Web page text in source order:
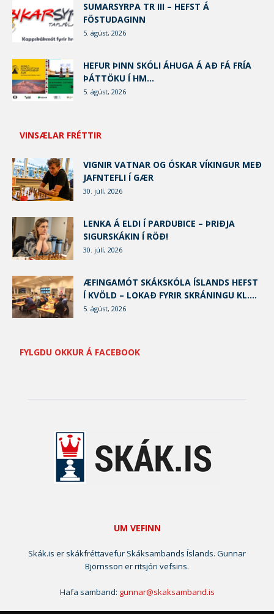
SUMARSYRPA TR III – HEFST Á
FÖSTUDAGINN
5. ágúst, 2026
HEFUR ÞINN SKÓLI ÁHUGA Á AÐ FÁ FRÍA
ÞÁTTÖKU Í HM...
5. ágúst, 2026
VINSÆLAR FRÉTTIR
VIGNIR VATNAR OG ÓSKAR VÍKINGUR MEÐ
JAFNTEFLI Í GÆR
30. júlí, 2026
LENKA Á ELDI Í PARDUBICE – ÞRIÐJA
SIGURSKÁKIN Í RÖÐ!
30. júlí, 2026
ÆFINGAMÓT SKÁKSKÓLA ÍSLANDS HEFST
Í KVÖLD – LOKAÐ FYRIR SKRÁNINGU KL....
5. ágúst, 2026
FYLGDU OKKUR Á FACEBOOK
UM VEFINN
Skák.is er skákfréttavefur Skáksambands Íslands. Gunnar
Björnsson er ritsjóri vefsins.
Hafa samband: gunnar@skaksamband.is